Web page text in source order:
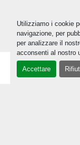
Utilizziamo i cookie
navigazione, per
per analizzare il
acconsenti al nostro
Accettare